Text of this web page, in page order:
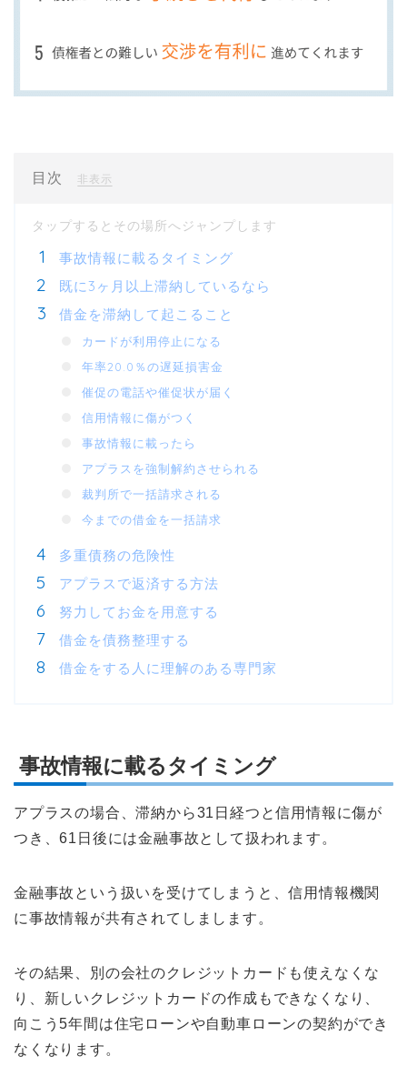
目次 非表示
事故情報に載るタイミング
既に3ヶ月以上滞納しているなら
借金を滞納して起こること
カードが利用停止になる
年率20.0％の遅延損害金
催促の電話や催促状が届く
信用情報に傷がつく
事故情報に載ったら
アプラスを強制解約させられる
裁判所で一括請求される
今までの借金を一括請求
多重債務の危険性
アプラスで返済する方法
努力してお金を用意する
借金を債務整理する
借金をする人に理解のある専門家
事故情報に載るタイミング
アプラスの場合、滞納から31日経つと信用情報に傷が
つき、61日後には金融事故として扱われます。
金融事故という扱いを受けてしまうと、信用情報機関
に事故情報が共有されてしまします。
その結果、別の会社のクレジットカードも使えなくな
り、新しいクレジットカードの作成もできなくなり、
向こう5年間は住宅ローンや自動車ローンの契約ができ
なくなります。